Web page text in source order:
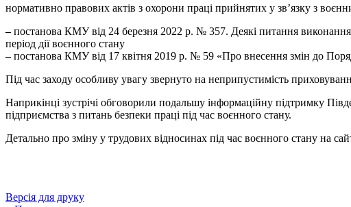
нормативно правових актів з охорони праці прийнятих у зв’язку з
–постанова КМУ від 24 березня 2022 р. № 357. Деякі питання виконання
період дії воєнного стану
–постанова КМУ від 17 квітня 2019 р. № 59 «Про внесення змін до
Під час заходу особливу увагу звернуто на неприпустимість
Наприкінці зустрічі обговорили подальшу інформаційну підтримку
підприємства з питань безпеки праці під час воєнного стану.
Детально про зміну у трудових відносинах під час воєнного стану на
Версія для друку